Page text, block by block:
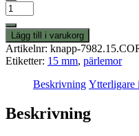
Pärlemor
Ljusblå
Blank
15mm
mängd
Lägg till i varukorg
Artikelnr: knapp-
Etiketter: 15 mm, pärlemor
Beskrivning Ytterligare
Beskrivning